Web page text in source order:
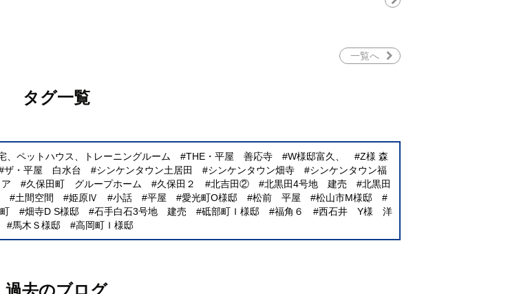
一覧へ
タグ一覧
、ペットハウス、トレーニングルーム THE・平屋 善応寺 W様邸富久、
Z様 森
ザ・平屋 白水台 シンケンタウン土居田 シンケンタウン畑寺
シンケンタウン福
久保田町 グループホーム 久保田２ 北吉田② 北黒田4号地 建売
北黒田
土間空間 姫原Ⅳ 小話 平屋 愛光町O様邸 松前 平屋
松山市M様邸
畑寺D S様邸 石手白石3号地 建売 砥部町Ｉ様邸 福角６
西石井 Y様 洋
馬木Ｓ様邸 高岡町Ｉ様邸
過去のブログ